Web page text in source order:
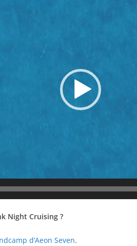
Night Cruising ?
d’Aeon Seven.